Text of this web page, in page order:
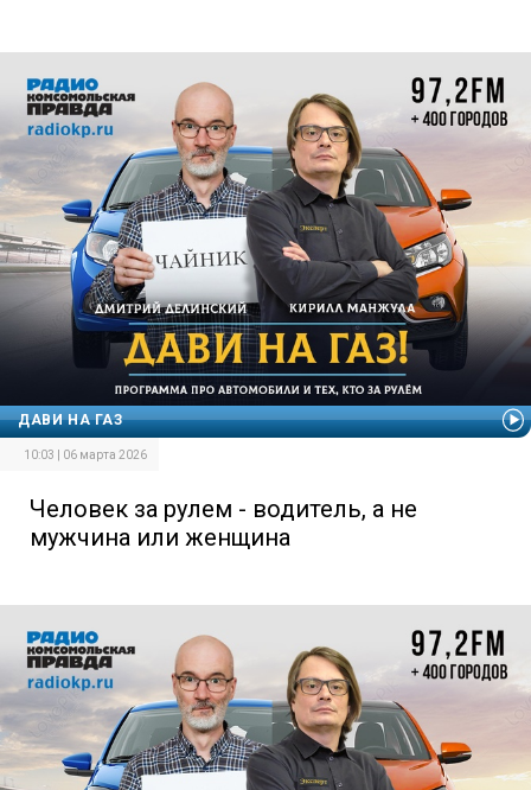
ДАВИ НА ГАЗ
10:03 | 06 марта 2026
Человек за рулем - водитель, а не
мужчина или женщина